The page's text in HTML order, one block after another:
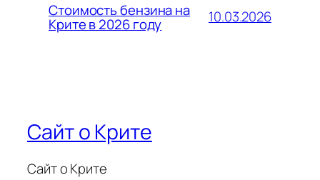
Стоимость бензина на
Крите в 2026 году 10.03.2026
Сайт о Крите
Сайт о Крите